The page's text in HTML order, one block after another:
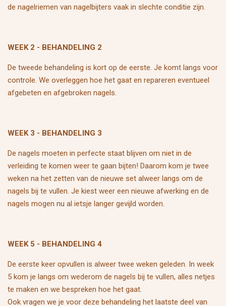
de nagelriemen van nagelbijters vaak in slechte conditie zijn.
WEEK 2 - BEHANDELING 2
De tweede behandeling is kort op de eerste. Je komt langs voor
controle. We overleggen hoe het gaat en repareren eventueel
afgebeten en afgebroken nagels.
WEEK 3 - BEHANDELING 3
De nagels moeten in perfecte staat blijven om niet in de
verleiding te komen weer te gaan bijten! Daarom kom je twee
weken na het zetten van de nieuwe set alweer langs om de
nagels bij te vullen. Je kiest weer een nieuwe afwerking en de
nagels mogen nu al ietsje langer gevijld worden.
WEEK 5 - BEHANDELING 4
De eerste keer opvullen is alweer twee weken geleden. In week
5 kom je langs om wederom de nagels bij te vullen, alles netjes
te maken en we bespreken hoe het gaat.
Ook vragen we je voor deze behandeling het laatste deel van